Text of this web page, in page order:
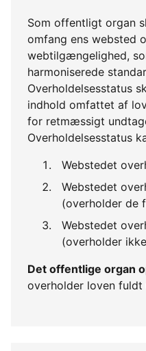
Som offentligt organ
omfang ens websted
webtilgængelighed,
harmoniserede
Overholdelsesstatus
indhold omfattet af
for retmæssigt
Overholdelsesstatus
Webstedet
Webstedet
(overholder de
Webstedet
(overholder
Det offentlige organ
overholder loven fuldt